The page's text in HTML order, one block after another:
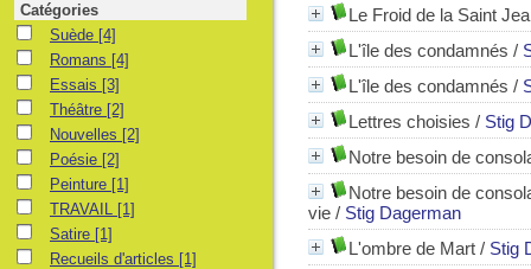
Le Froid de la Saint
L'île des condamnés /
L'île des condamnés /
Lettres choisies / Stig
Notre besoin de
Notre besoin de
vie / Stig Dagerman
L'ombre de Mart / Stig
Catégories
SuèdeSuède [4]
RomansRomans [4]
EssaisEssais [3]
ThéâtreThéâtre [2]
NouvellesNouvelles [2]
PoésiePoésie [2]
PeinturePeinture [1]
TRAVAILTRAVAIL [1]
SatireSatire [1]
Recueils d'articles
Recueils d'articles [1]